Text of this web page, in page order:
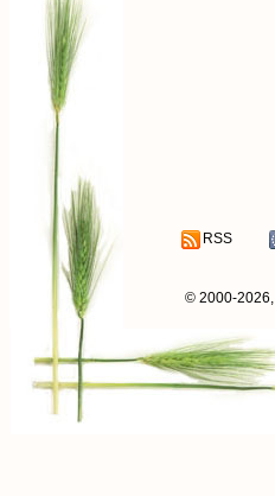
RSS
© 2000-2026,